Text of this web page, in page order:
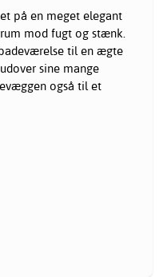
på en meget elegant
mod fugt og stænk.
til en ægte
sine mange
også til et